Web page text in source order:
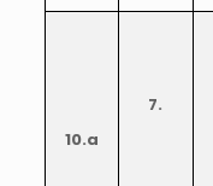
10.a
7.